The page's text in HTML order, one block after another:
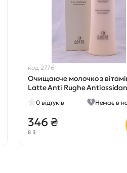
код 2776
Очищаюче молочко з
Latte Anti Rughe
0 відгуків Немає в
346 ₴
8 $